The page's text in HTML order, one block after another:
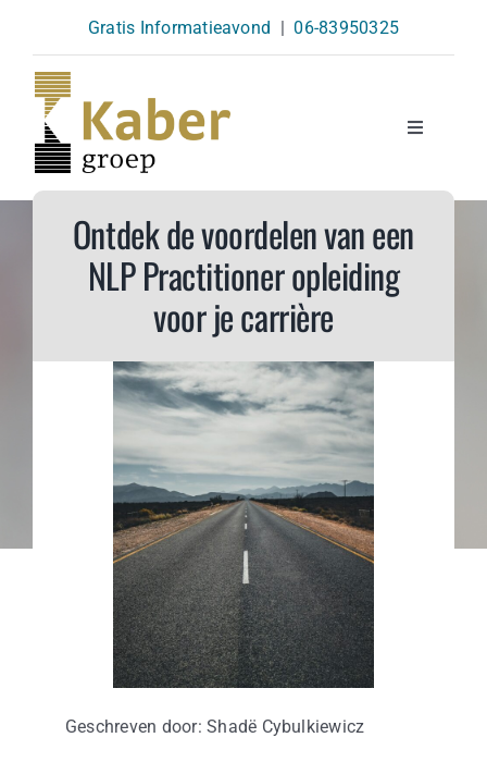
content
Gratis Informatieavond | 06-83950325
Toggle
Agenda
Kennisbank
Business
Info
Contact
Ontdek de voordelen van een
NLP Practitioner opleiding
voor je carrière
Geschreven door: Shadë Cybulkiewicz